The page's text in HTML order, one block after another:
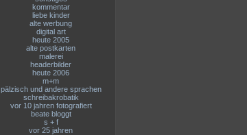
kommentar
liebe kinder
alte werbung
digital art
heute 2005
alte postkarten
malerei
headerbilder
heute 2006
m+m
pälzisch und andere sprachen
schreibakrobatik
vor 10 jahren fotografiert
beate bloggt
s + f
vor 25 jahren